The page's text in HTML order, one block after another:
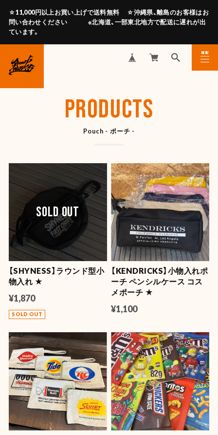
☆11,000円以上お買い上げで送料無料 ☆沖縄県、離島のお客様はお
問い合わせください ※北海道、一部東北地方で配送に遅れが出
ています。
MENU
CLOSE
PRODUCTS
Pouch - ポーチ -
SOLD OUT
【SHYNESS】ラウンド型小
物入れ ★
¥1,870
SOLD OUT
【KENDRICKS】小物入れポ
ーチ ペンシルケース コス
メポーチ ★
¥1,100